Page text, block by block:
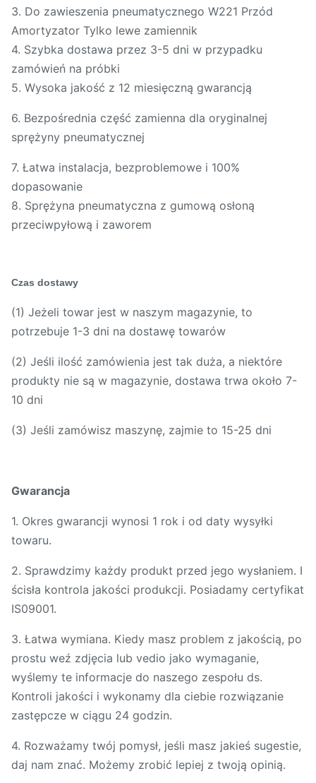
3. Do zawieszenia pneumatycznego W221 Przód
Amortyzator Tylko lewe zamiennik
4. Szybka dostawa przez 3-5 dni w przypadku
zamówień na próbki
5. Wysoka jakość z 12 miesięczną gwarancją
6. Bezpośrednia część zamienna dla oryginalnej
sprężyny pneumatycznej
7. Łatwa instalacja, bezproblemowe i 100%
dopasowanie
8. Sprężyna pneumatyczna z gumową osłoną
przeciwpyłową i zaworem
Czas dostawy
(1) Jeżeli towar jest w naszym magazynie, to
potrzebuje 1-3 dni na dostawę towarów
(2) Jeśli ilość zamówienia jest tak duża, a niektóre
produkty nie są w magazynie, dostawa trwa około 7-
10 dni
(3) Jeśli zamówisz maszynę, zajmie to 15-25 dni
Gwarancja
1. Okres gwarancji wynosi 1 rok i od daty wysyłki
towaru.
2. Sprawdzimy każdy produkt przed jego wysłaniem. I
ścisła kontrola jakości produkcji. Posiadamy certyfikat
IS09001.
3. Łatwa wymiana. Kiedy masz problem z jakością, po
prostu weź zdjęcia lub vedio jako wymaganie,
wyślemy te informacje do naszego zespołu ds.
Kontroli jakości i wykonamy dla ciebie rozwiązanie
zastępcze w ciągu 24 godzin.
4. Rozważamy twój pomysł, jeśli masz jakieś sugestie,
daj nam znać. Możemy zrobić lepiej z twoją opinią.